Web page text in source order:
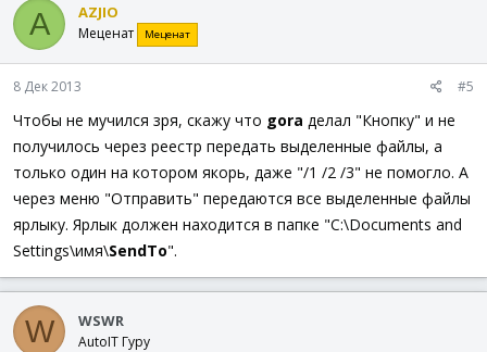
A AZJIO
Меценат Меценат
8 Дек 2013 #5
Чтобы не мучился зря, скажу что gora делал "Кнопку" и не
получилось через реестр передать выделенные файлы, а
только один на котором якорь, даже "/1 /2 /3" не помогло. А
через меню "Отправить" передаются все выделенные файлы
ярлыку. Ярлык должен находится в папке "C:\Documents and
Settings\имя\SendTo".
W WSWR
AutoIT Гуру